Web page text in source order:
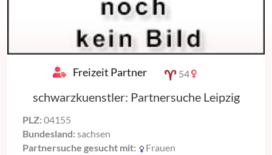
Freizeit Partner 54
schwarzkuenstler: Partnersuche Leipzig
PLZ: 04155
Bundesland: sachsen
Partnersuche gesucht mit:
Frauen